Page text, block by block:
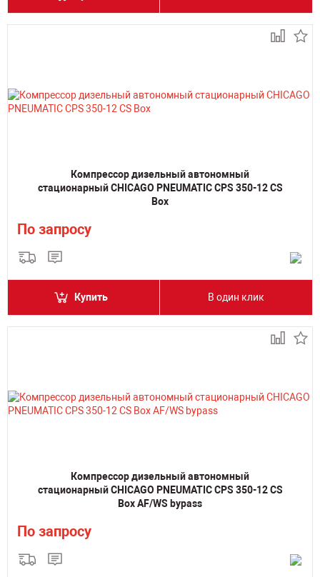
Компрессор дизельный автономный
стационарный CHICAGO PNEUMATIC CPS 350-12 CS
Box
По запросу
Купить В один клик
Компрессор дизельный автономный
стационарный CHICAGO PNEUMATIC CPS 350-12 CS
Box AF/WS bypass
По запросу